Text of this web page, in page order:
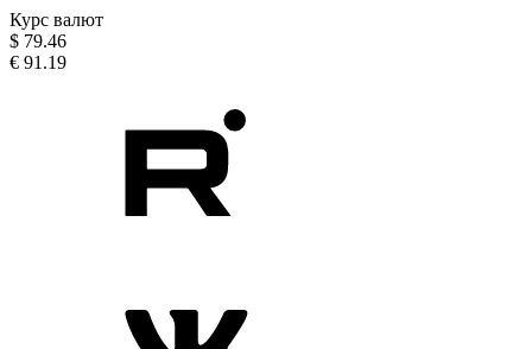
Курс валют
$ 79.46
€ 91.19